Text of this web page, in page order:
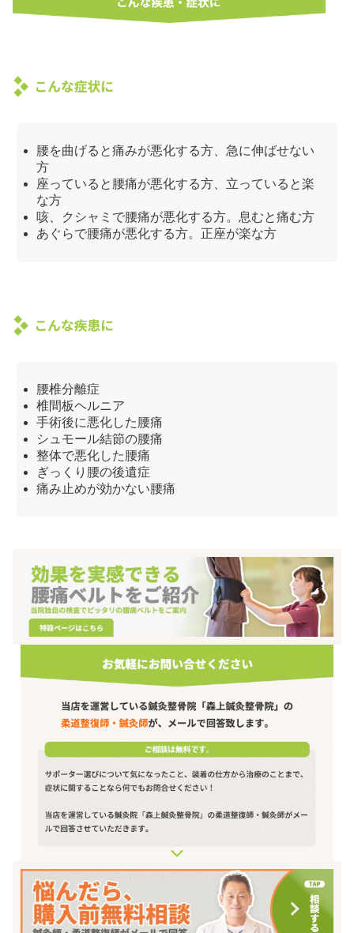
腰を曲げると痛みが悪化する方、急に伸ばせない
方
座っていると腰痛が悪化する方、立っていると楽
な方
咳、クシャミで腰痛が悪化する方。息むと痛む方
あぐらで腰痛が悪化する方。正座が楽な方
腰椎分離症
椎間板ヘルニア
手術後に悪化した腰痛
シュモール結節の腰痛
整体で悪化した腰痛
ぎっくり腰の後遺症
痛み止めが効かない腰痛